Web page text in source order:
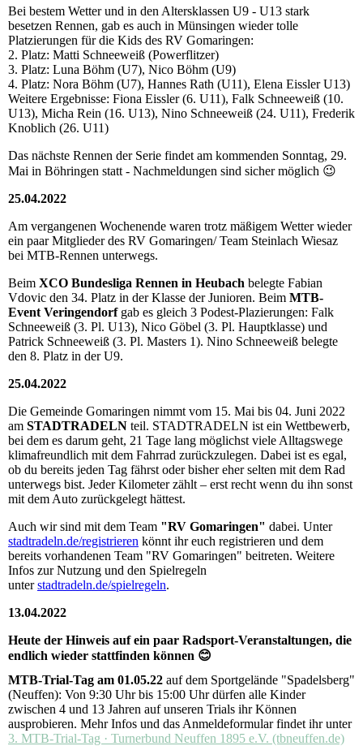
Bei bestem Wetter und in den Altersklassen U9 - U13 stark
besetzen Rennen, gab es auch in Münsingen wieder tolle
Platzierungen für die Kids des RV Gomaringen:
2. Platz: Matti Schneeweiß (Powerflitzer)
3. Platz: Luna Böhm (U7), Nico Böhm (U9)
4. Platz: Nora Böhm (U7), Hannes Rath (U11), Elena Eissler U13)
Weitere Ergebnisse: Fiona Eissler (6. U11), Falk Schneeweiß (10.
U13), Micha Rein (16. U13), Nino Schneeweiß (24. U11), Frederik
Knoblich (26. U11)
Das nächste Rennen der Serie findet am kommenden Sonntag, 29.
Mai in Böhringen statt - Nachmeldungen sind sicher möglich 😉
25.04.2022
Am vergangenen Wochenende waren trotz mäßigem Wetter wieder
ein paar Mitglieder des RV Gomaringen/ Team Steinlach Wiesaz
bei MTB-Rennen unterwegs.
Beim XCO Bundesliga Rennen in Heubach belegte Fabian
Vdovic den 34. Platz in der Klasse der Junioren. Beim MTB-
Event Veringendorfgab es gleich 3 Podest-Plazierungen: Falk
Schneeweiß (3. Pl. U13), Nico Göbel (3. Pl. Hauptklasse) und
Patrick Schneeweiß (3. Pl. Masters 1). Nino Schneeweiß belegte
den 8. Platz in der U9.
25.04.2022
Die Gemeinde Gomaringen nimmt vom 15. Mai bis 04. Juni 2022
am STADTRADELN teil. STADTRADELN ist ein Wettbewerb,
bei dem es darum geht, 21 Tage lang möglichst viele Alltagswege
klimafreundlich mit dem Fahrrad zurückzulegen. Dabei ist es egal,
ob du bereits jeden Tag fährst oder bisher eher selten mit dem Rad
unterwegs bist. Jeder Kilometer zählt – erst recht wenn du ihn sonst
mit dem Auto zurückgelegt hättest.
Auch wir sind mit dem Team "RV Gomaringen" dabei. Unter
stadtradeln.de/registrieren könnt ihr euch registrieren und dem
bereits vorhandenen Team "RV Gomaringen" beitreten. Weitere
Infos zur Nutzung und den Spielregeln
unterstadtradeln.de/spielregeln.
13.04.2022
Heute der Hinweis auf ein paar Radsport-Veranstaltungen, die
endlich wieder stattfinden können 😊
MTB-Trial-Tag am 01.05.22 auf dem Sportgelände "Spadelsberg"
(Neuffen): Von 9:30 Uhr bis 15:00 Uhr dürfen alle Kinder
zwischen 4 und 13 Jahren auf unseren Trials ihr Können
ausprobieren. Mehr Infos und das Anmeldeformular findet ihr unter
3. MTB-Trial-Tag · Turnerbund Neuffen 1895 e.V. (tbneuffen.de)